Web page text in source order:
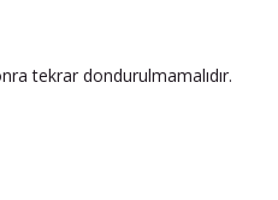
tekrar dondurulmamalıdır.